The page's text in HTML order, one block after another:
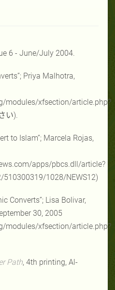
6 - June/July 2004.
Priya Malhotra,
modules/xfsection/article.php?
い).
to Islam”; Marcela Rojas,
apps/pbcs.dll/article?
510300319/1028/NEWS12)
Converts”; Lisa Bolivar,
30, 2005
modules/xfsection/article.php?
Path, 4th printing, Al-